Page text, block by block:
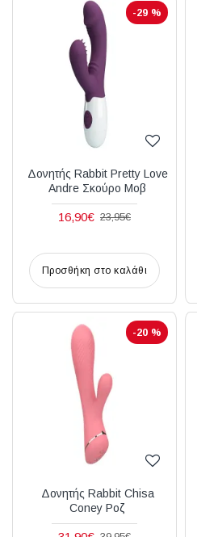
-29 %
Δονητής Rabbit Pretty Love
Andre Σκούρο Μοβ
16,90€ 23,95€
Προσθήκη στο καλάθι
-20 %
Δονητής Rabbit Chisa
Coney Ροζ